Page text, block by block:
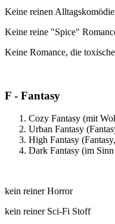
Keine reinen
Keine reine "Spice"
Keine Romance, die
F - Fantasy
Cozy Fantasy (mit
Urban Fantasy
High Fantasy
Dark Fantasy (im
kein reiner Horror
kein reiner Sci-Fi Stoff